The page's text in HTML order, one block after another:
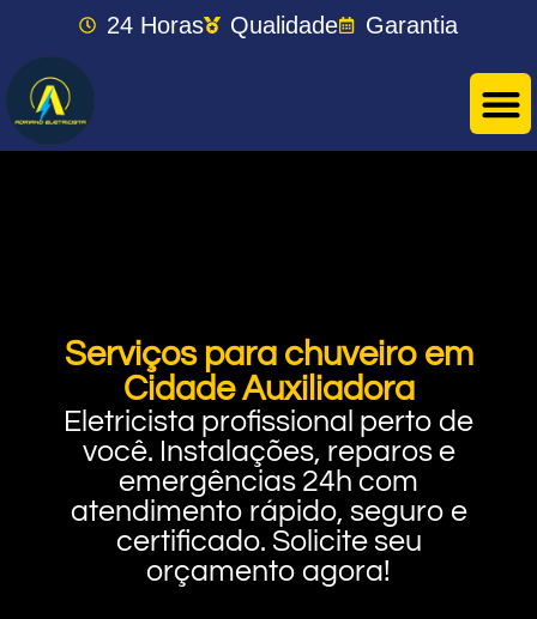
24 Horas Qualidade Garantia
Serviços para chuveiro em
Cidade Auxiliadora
Eletricista profissional perto de
você. Instalações, reparos e
emergências 24h com
atendimento rápido, seguro e
certificado. Solicite seu
orçamento agora!